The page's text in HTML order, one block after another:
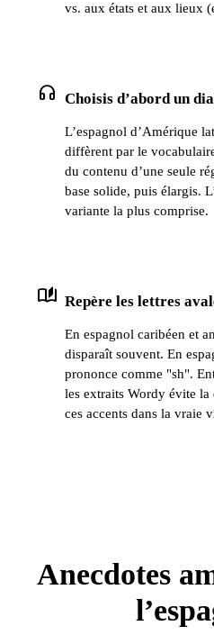
vs. aux états et aux lieux
headphones Choisis d’abord un
L’espagnol d’Amérique
diffèrent par le
du contenu d’une seule
base solide, puis élargis.
variante la plus comprise.
auto_stories Repère les lettres
En espagnol caribéen et
disparaît souvent. En
prononce comme "sh".
les extraits Wordy évite
ces accents dans la vraie
Anecdotes